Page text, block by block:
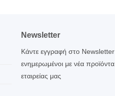
Newsletter
Κάντε εγγραφή στο Newsletter
ενημερωμένοι με νέα
εταιρείας μας